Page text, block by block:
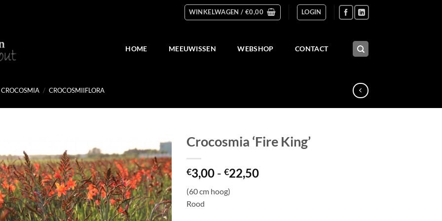
WINKELWAGEN / €0,00 LOGIN
HOME MEEUWISSEN WEBSHOP CONTACT
CROCOSMIA / CROCOSMIIFLORA
Toevoegen
aan
verlanglijst
Crocosmia ‘Fire King’
€3,00 - €22,50Prijsklasse:
(60 cm hoog)
Rood